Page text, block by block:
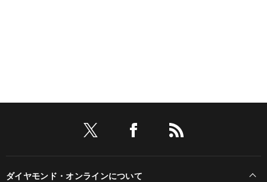
ダイヤモンド・オンラインについて